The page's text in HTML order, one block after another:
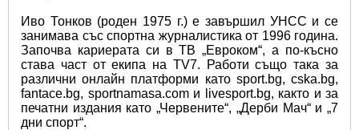
Иво Тонков (роден 1975 г.) е завършил УНСС и се
занимава със спортна журналистика от 1996 година.
Започва кариерата си в ТВ „Евроком“, а по-късно
става част от екипа на TV7. Работи също така за
различни онлайн платформи като sport.bg, cska.bg,
fantace.bg, sportnamasa.com и livesport.bg, както и за
печатни издания като „Червените“, „Дерби Мач“ и „7
дни спорт“.